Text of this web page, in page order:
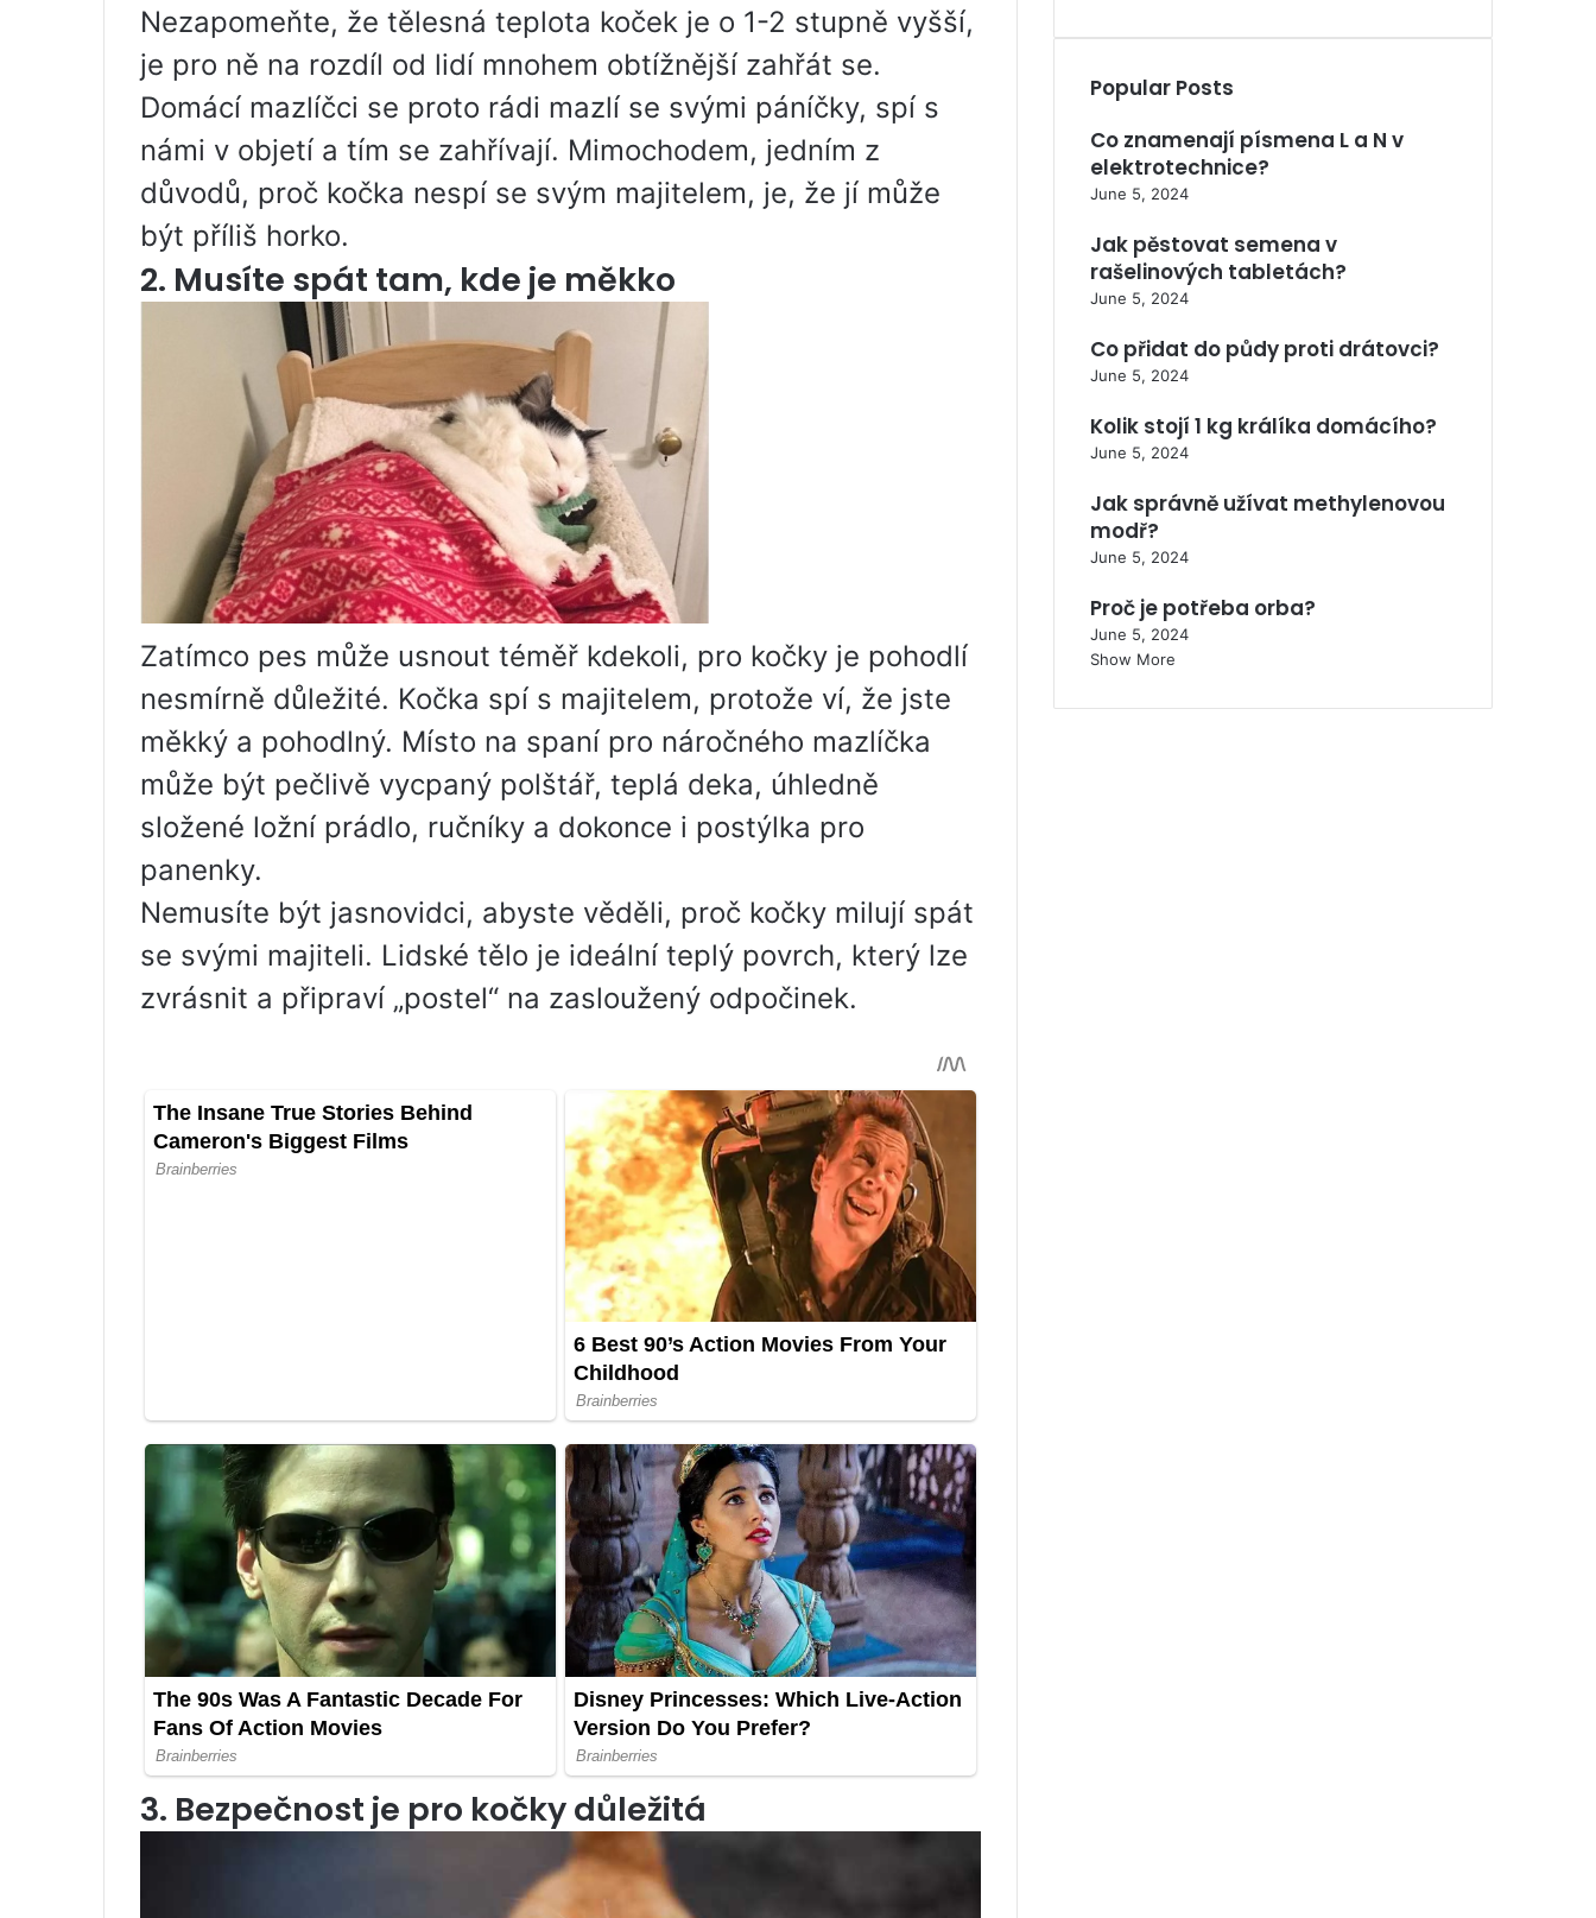
Nezapomeňte, že tělesná teplota koček je o 1-2 stupně vyšší,
je pro ně na rozdíl od lidí mnohem obtížnější zahřát se.
Domácí mazlíčci se proto rádi mazlí se svými páníčky, spí s
námi v objetí a tím se zahřívají. Mimochodem, jedním z
důvodů, proč kočka nespí se svým majitelem, je, že jí může
být příliš horko.
2. Musíte spát tam, kde je měkko
Zatímco pes může usnout téměř kdekoli, pro kočky je pohodlí
nesmírně důležité. Kočka spí s majitelem, protože ví, že jste
měkký a pohodlný. Místo na spaní pro náročného mazlíčka
může být pečlivě vycpaný polštář, teplá deka, úhledně
složené ložní prádlo, ručníky a dokonce i postýlka pro
panenky.
Nemusíte být jasnovidci, abyste věděli, proč kočky milují spát
se svými majiteli. Lidské tělo je ideální teplý povrch, který lze
zvrásnit a připraví „postel“ na zasloužený odpočinek.
3. Bezpečnost je pro kočky důležitá
Popular Posts
Co znamenají písmena L a N v
elektrotechnice?
June 5, 2024
Jak pěstovat semena v
rašelinových tabletách?
June 5, 2024
Co přidat do půdy proti drátovci?
June 5, 2024
Kolik stojí 1 kg králíka domácího?
June 5, 2024
Jak správně užívat methylenovou
modř?
June 5, 2024
Proč je potřeba orba?
June 5, 2024
Show More